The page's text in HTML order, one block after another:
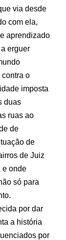
via desde
com ela,
aprendizado
erguer
o
imposta
duas
ruas ao
de
de
de Juiz
e onde
só para
por dar
a história
por